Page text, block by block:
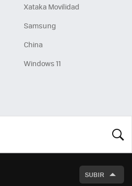
Xataka Movilidad
Samsung
China
Windows 11
SUBIR